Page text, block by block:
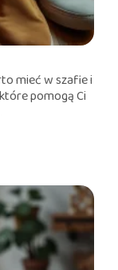
mieć w szafie i
pomogą Ci